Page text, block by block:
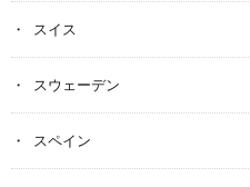
スイス
スウェーデン
スペイン